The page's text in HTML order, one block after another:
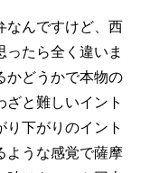
んですけど、西
ったら全く違いま
かどうかで本物の
と難しいイント
り下がりのイント
ような感覚で薩摩